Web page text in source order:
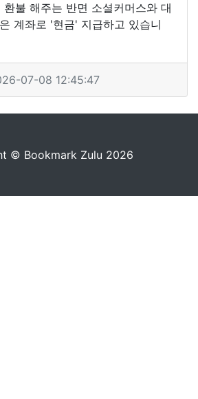
불 해주는 반면 소셜커머스와 대
계좌로 '현금' 지급하고 있습니
07-08 12:45:47
© Bookmark Zulu 2026